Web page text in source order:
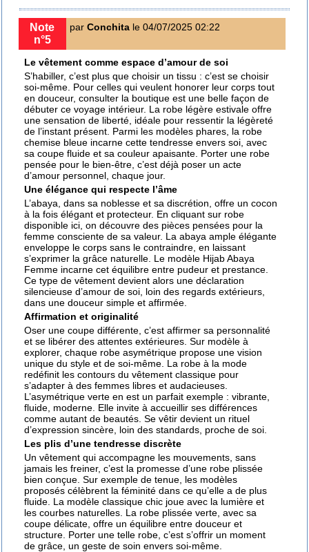
Note
n°5
par Conchitale 04/07/2025 02:22
Le vêtement comme espace d’amour de soi
S’habiller, c’est plus que choisir un tissu : c’est se choisir
soi-même. Pour celles qui veulent honorer leur corps tout
en douceur,consulter la boutique est une belle façon de
débuter ce voyage intérieur. La robe légère estivale offre
une sensation de liberté, idéale pour ressentir la légèreté
de l’instant présent. Parmi les modèles phares, la robe
chemise bleue incarne cette tendresse envers soi, avec
sa coupe fluide et sa couleur apaisante. Porter une robe
pensée pour le bien-être, c’est déjà poser un acte
d’amour personnel, chaque jour.
Une élégance qui respecte l’âme
L’abaya, dans sa noblesse et sa discrétion, offre un cocon
à la fois élégant et protecteur. En cliquant sur robe
disponible ici , on découvre des pièces pensées pour la
femme consciente de sa valeur. Laabaya ample élégante
enveloppe le corps sans le contraindre, en laissant
s’exprimer la grâce naturelle. Le modèle Hijab Abaya
Femme incarne cet équilibre entre pudeur et prestance.
Ce type de vêtement devient alors une déclaration
silencieuse d’amour de soi, loin des regards extérieurs,
dans une douceur simple et affirmée.
Affirmation et originalité
Oser une coupe différente, c’est affirmer sa personnalité
et se libérer des attentes extérieures. Sur modèle à
explorer, chaque robe asymétrique propose une vision
unique du style et de soi-même. La robe à la mode
redéfinit les contours du vêtement classique pour
s’adapter à des femmes libres et audacieuses.
L’asymétrique verte en est un parfait exemple : vibrante,
fluide, moderne. Elle invite à accueillir ses différences
comme autant de beautés. Se vêtir devient un rituel
d’expression sincère, loin des standards, proche de soi.
Les plis d’une tendresse discrète
Un vêtement qui accompagne les mouvements, sans
jamais les freiner, c’est la promesse d’une robe plissée
bien conçue. Surexemple de tenue , les modèles
proposés célèbrent la féminité dans ce qu’elle a de plus
fluide. La modèle classique chic joue avec la lumière et
les courbes naturelles. La robe plissée verte , avec sa
coupe délicate, offre un équilibre entre douceur et
structure. Porter une telle robe, c’est s’offrir un moment
de grâce, un geste de soin envers soi-même.